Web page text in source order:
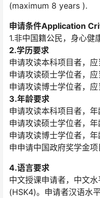
(maximum 8 years ).
申请条件Application
1.非中国籍公民，身心健
2.学历要求
申请攻读本科项目者，
申请攻读硕士学位者，
申请攻读博士学位者，应
3.年龄要求
申请攻读本科项目者，
申请攻读硕士学位者，
申请攻读博士学位者，
申申请中国政府奖学金
4.语言要求
中文授课申请者，中文
(HSK4)。申请者汉语水